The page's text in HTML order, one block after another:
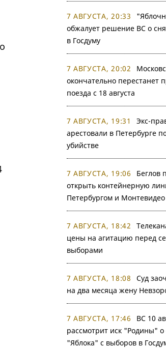
7 АВГУСТА, 20:33
обжалует решение ВС о
в Госдуму
7 АВГУСТА, 20:02
окончательно перестанет
поезда с 18 августа
7 АВГУСТА, 19:31
Экс-
арестовали в Петербурге
убийстве
7 АВГУСТА, 19:06
Беглов
открыть контейнерную
Петербургом и Монтевидео
7 АВГУСТА, 18:42
цены на агитацию перед
выборами
7 АВГУСТА, 18:08
Суд
на два месяца жену
7 АВГУСТА, 17:46
ВС 10
рассмотрит иск "Родины" о
"Яблока" с выборов в